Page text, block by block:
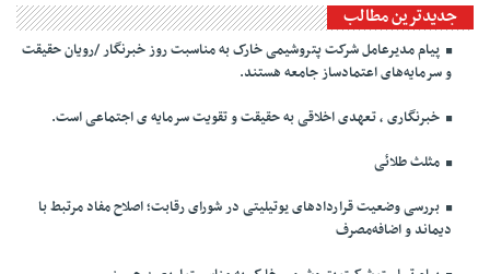
جدیدترین مطالب
پیام مدیرعامل شرکت پتروشیمی خارک به مناسبت روز خبرنگار /رویان حقیقت
و سرمایه‌های اعتمادساز جامعه هستند.
خبرنگاری ، تعهدی اخلاقی به حقیقت و تقویت سرمایه ی اجتماعی است.
مثلث طلائی
بررسی وضعیت قراردادهای یوتیلیتی در شورای رقابت؛ اصلاح مفاد مرتبط با
دیماند و اضافه‌مصرف